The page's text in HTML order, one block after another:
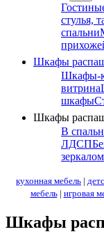
стулья,
спальни
Шкафы
Шкафы-
витрина
шкафы
Шкафы
В
ЛДСП
зеркалом
кухонная мебель |
мебель| игровая
Шкафы